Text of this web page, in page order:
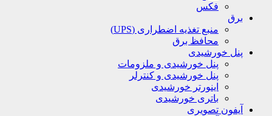
فکس
برق
منبع تغذیه اضطراری (UPS)
محافظ برق
پنل خورشیدی
پنل خورشیدی و ملزومات
پنل خورشیدی و کنترلر
اینورتر خورشیدی
باتری خورشیدی
آیفون تصویری